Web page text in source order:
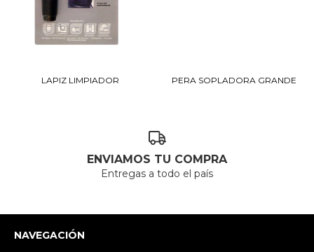
LAPIZ LIMPIADOR PERA SOPLADORA GRANDE
ENVIAMOS TU COMPRA
Entregas a todo el país
NAVEGACIÓN